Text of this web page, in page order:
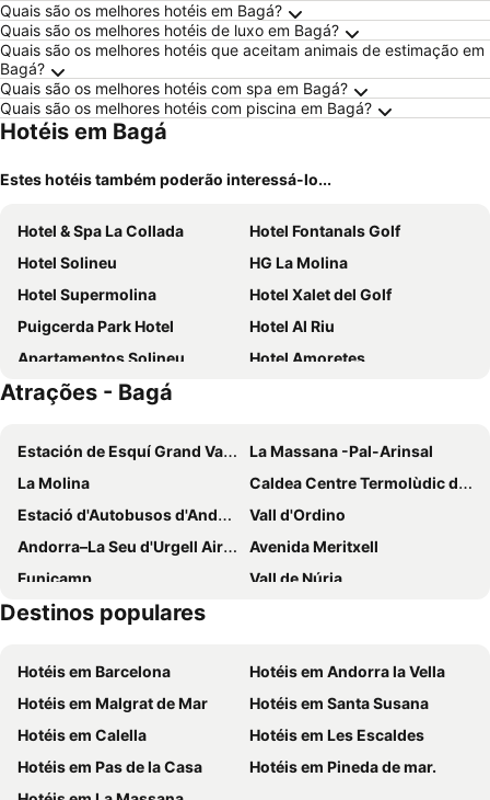
Quais são os melhores hotéis em Bagá?
Quais são os melhores hotéis de luxo em Bagá?
Quais são os melhores hotéis que aceitam animais de estimação em
Bagá?
Quais são os melhores hotéis com spa em Bagá?
Quais são os melhores hotéis com piscina em Bagá?
Hotéis em Bagá
Estes hotéis também poderão interessá-lo...
Hotel & Spa La Collada
Hotel Fontanals Golf
Hotel Solineu
HG La Molina
Hotel Supermolina
Hotel Xalet del Golf
Puigcerda Park Hotel
Hotel Al Riu
Apartamentos Solineu
Hotel Amoretes
Abrigall Hostel Masella
Hotel Casa Duaner
Hotel Santa Bàrbara
Alp Hotel Masella
Aero Hotel Cerdanya Ca L'eudald
Hotel Bon Repos
Hotel Bellavista
Campalans Hotel Rural Bungalows Mobilhomes
Hotel Estel
Atrações - Bagá
Estación de Esquí Grand Valira
La Massana -Pal-Arinsal
La Molina
Caldea Centre Termolùdic d' Andorra
Estació d'Autobusos d'Andorra
Vall d'Ordino
Andorra–La Seu d'Urgell Airport
Avenida Meritxell
Funicamp
Vall de Núria
Font-Romeu Pyrénées 2000
Vic
Vall de Canillo
Cremallera de Núria
Osona Globus
Catedral de la Seu d´Urgell
Parc Natural de la Vall de Sorteny
Parque Natural de Cadí-Moixeró
Fonts del Llobregat
Destinos populares
Hotéis em Barcelona
Hotéis em Andorra la Vella
Hotéis em Malgrat de Mar
Hotéis em Santa Susana
Hotéis em Calella
Hotéis em Les Escaldes
Hotéis em Pas de la Casa
Hotéis em Pineda de mar.